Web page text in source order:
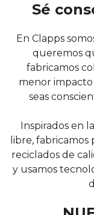
Sé
En Clapps
queremos
fabricamos
menor
seas
Inspirados en
libre,
reciclados de
y usamos